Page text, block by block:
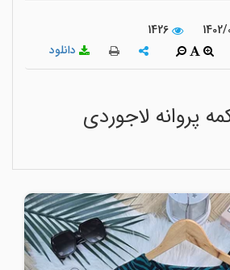
1426
دانلود
پروانه لاجوردی